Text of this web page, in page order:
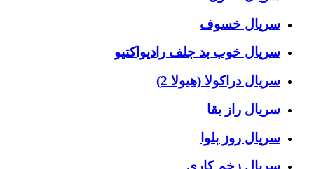
سریال خسوف
سریال خوب بد جلف رادیواکتیو
سریال دراکولا (هیولا 2)
سریال راز بقا
سریال روز بلوا
سریال زخم کاری